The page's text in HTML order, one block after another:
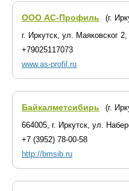
ООО АС-Профиль
(г.
г. Иркутск, ул. Маяковског
+79025117073
www.as-profil.ru
Байкалметсибирь
(г.
664005, г. Иркутск, ул.
+7 (3952) 78-00-58
http://bmsib.ru